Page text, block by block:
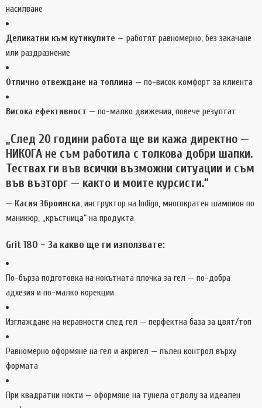
насилване
Деликатни към кутикулите — работят равномерно, без закачане
или раздразнение
Отлично отвеждане на топлина — по-висок комфорт за клиента
Висока ефективност — по-малко движения, повече резултат
„След 20 години работа ще ви кажа директно —
НИКОГА не съм работила с толкова добри шапки.
Тествах ги във всички възможни ситуации и съм
във възторг — както и моите курсисти.“
— Касия Зброинска, инструктор на Indigo, многократен шампион по
маникюр, „кръстница“ на продукта
Grit 180 – За какво ще ги използвате:
По-бърза подготовка на нокътната плочка за гел — по-добра
адхезия и по-малко корекции
Изглаждане на неравности след гел — перфектна база за цвят/топ
Равномерно оформяне на гел и акригeл — пълен контрол върху
формата
При квадратни нокти — оформяне на тунела отдолу за идеален